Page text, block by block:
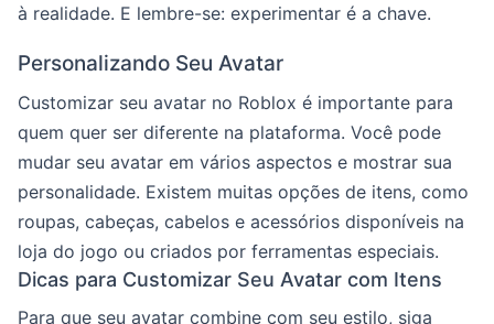
à realidade. E lembre-se: experimentar é a chave.
Personalizando Seu Avatar
Customizar seu avatar no Roblox é importante para
quem quer ser diferente na plataforma. Você pode
mudar seu avatar em vários aspectos e mostrar sua
personalidade. Existem muitas opções de itens, como
roupas, cabeças, cabelos e acessórios disponíveis na
loja do jogo ou criados por ferramentas especiais.
Dicas para Customizar Seu Avatar com Itens
Para que seu avatar combine com seu estilo, siga